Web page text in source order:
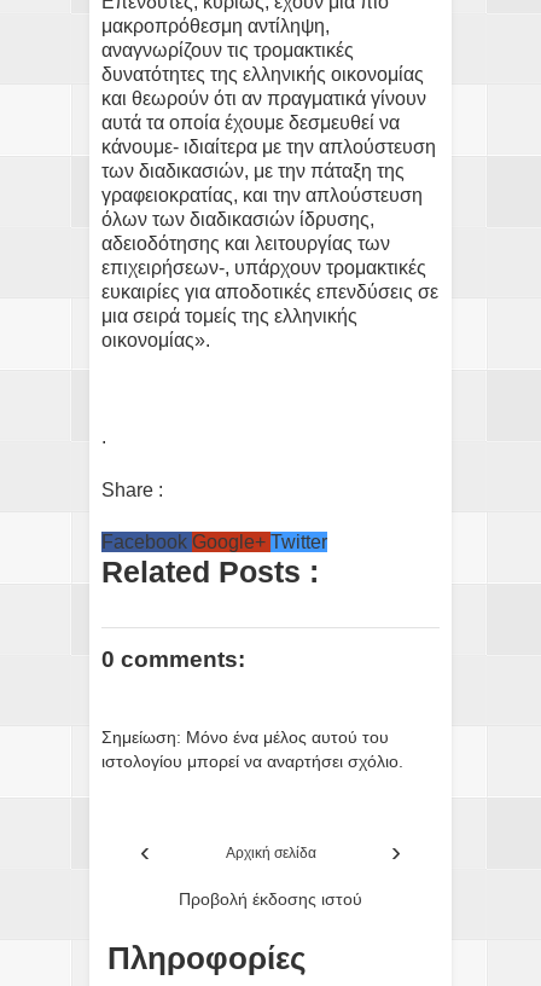
μακροπρόθεσμη αντίληψη,
αναγνωρίζουν τις τρομακτικές
δυνατότητες της ελληνικής οικονομίας
και θεωρούν ότι αν πραγματικά γίνουν
αυτά τα οποία έχουμε δεσμευθεί να
κάνουμε- ιδιαίτερα με την απλούστευση
των διαδικασιών, με την πάταξη της
γραφειοκρατίας, και την απλούστευση
όλων των διαδικασιών ίδρυσης,
αδειοδότησης και λειτουργίας των
επιχειρήσεων-, υπάρχουν τρομακτικές
ευκαιρίες για αποδοτικές επενδύσεις σε
μια σειρά τομείς της ελληνικής
οικονομίας».
.
Share :
Facebook Google+ Twitter
Related Posts :
0 comments:
Σημείωση: Μόνο ένα μέλος αυτού του
ιστολογίου μπορεί να αναρτήσει σχόλιο.
‹ ›
Αρχική σελίδα
Προβολή έκδοσης ιστού
Πληροφορίες